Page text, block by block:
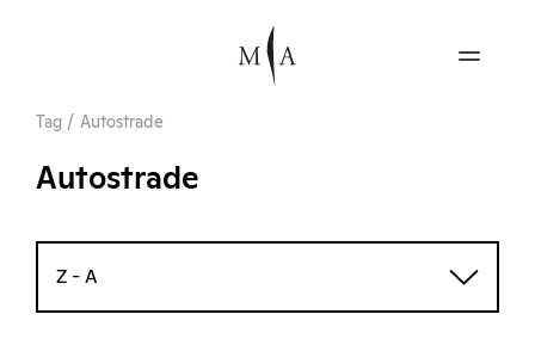
Tag / Autostrade
Autostrade
Z - A